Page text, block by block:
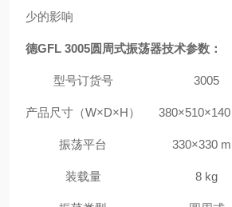
少的影响
德GFL 3005圆周式振荡器技术参数：
型号订货号 3005
产品尺寸（W×D×H）
振荡平台 330×330
装载量 8 kg